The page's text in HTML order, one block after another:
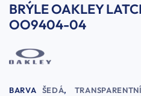
BRÝLE OAKLEY
OO9404-04
BARVA ŠEDÁ, TRANSPARENTNÍ